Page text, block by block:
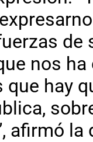
de
nos
hay
afirmó la